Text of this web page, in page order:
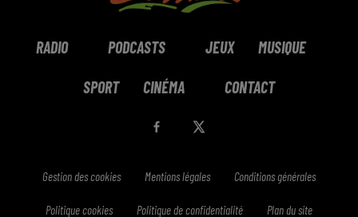
RADIO PODCASTS JEUX MUSIQUE
SPORT CINÉMA CONTACT
Gestion des cookies Mentions légales Conditions générales
Politique cookies Politique de confidentialité Plan du site